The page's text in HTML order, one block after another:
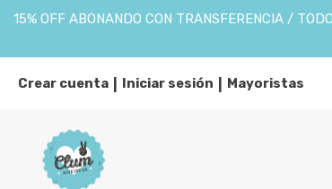
15% OFF ABONANDO CON TRANSFERENCIA /
Crear cuenta Iniciar sesión Mayoristas